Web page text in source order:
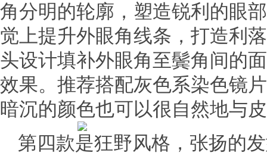
角分明的轮廓，塑造锐利的眼
觉上提升外眼角线条，打造利
头设计填补外眼角至鬓角间的
效果。推荐搭配灰色系染色镜
暗沉的颜色也可以很自然地与
第四款是狂野风格，张扬的